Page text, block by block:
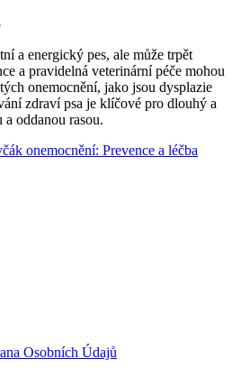
a energický pes, ale může trpět
a pravidelná veterinární péče mohou
onemocnění, jako jsou dysplazie
zdraví psa je klíčové pro dlouhý a
oddanou rasou.
onemocnění: Prevence a léčba
Osobních Údajů